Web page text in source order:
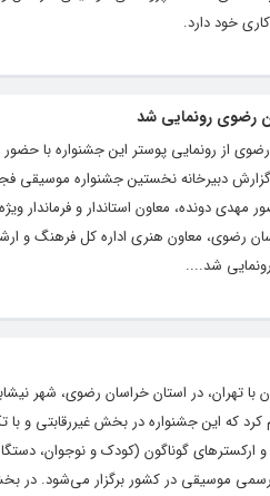
خود دارد.
رضوی رونمایی شد
از رونمایی پوستر این جشنواره با
دبیرخانه نخستین جشنواره موسیقی
دونده، معاون استاندار و فرماندار
رضوی، معاون هنری اداره کل فرهنگ و
شد....
تهران، در استان خراسان رضوی، شهر
که این جشنواره در بخش غیررقابتی و با
و ارکسترهای گوناگون (کودک و نوجوان،
رسمی موسیقی در کشور برگزار می‌شود. در